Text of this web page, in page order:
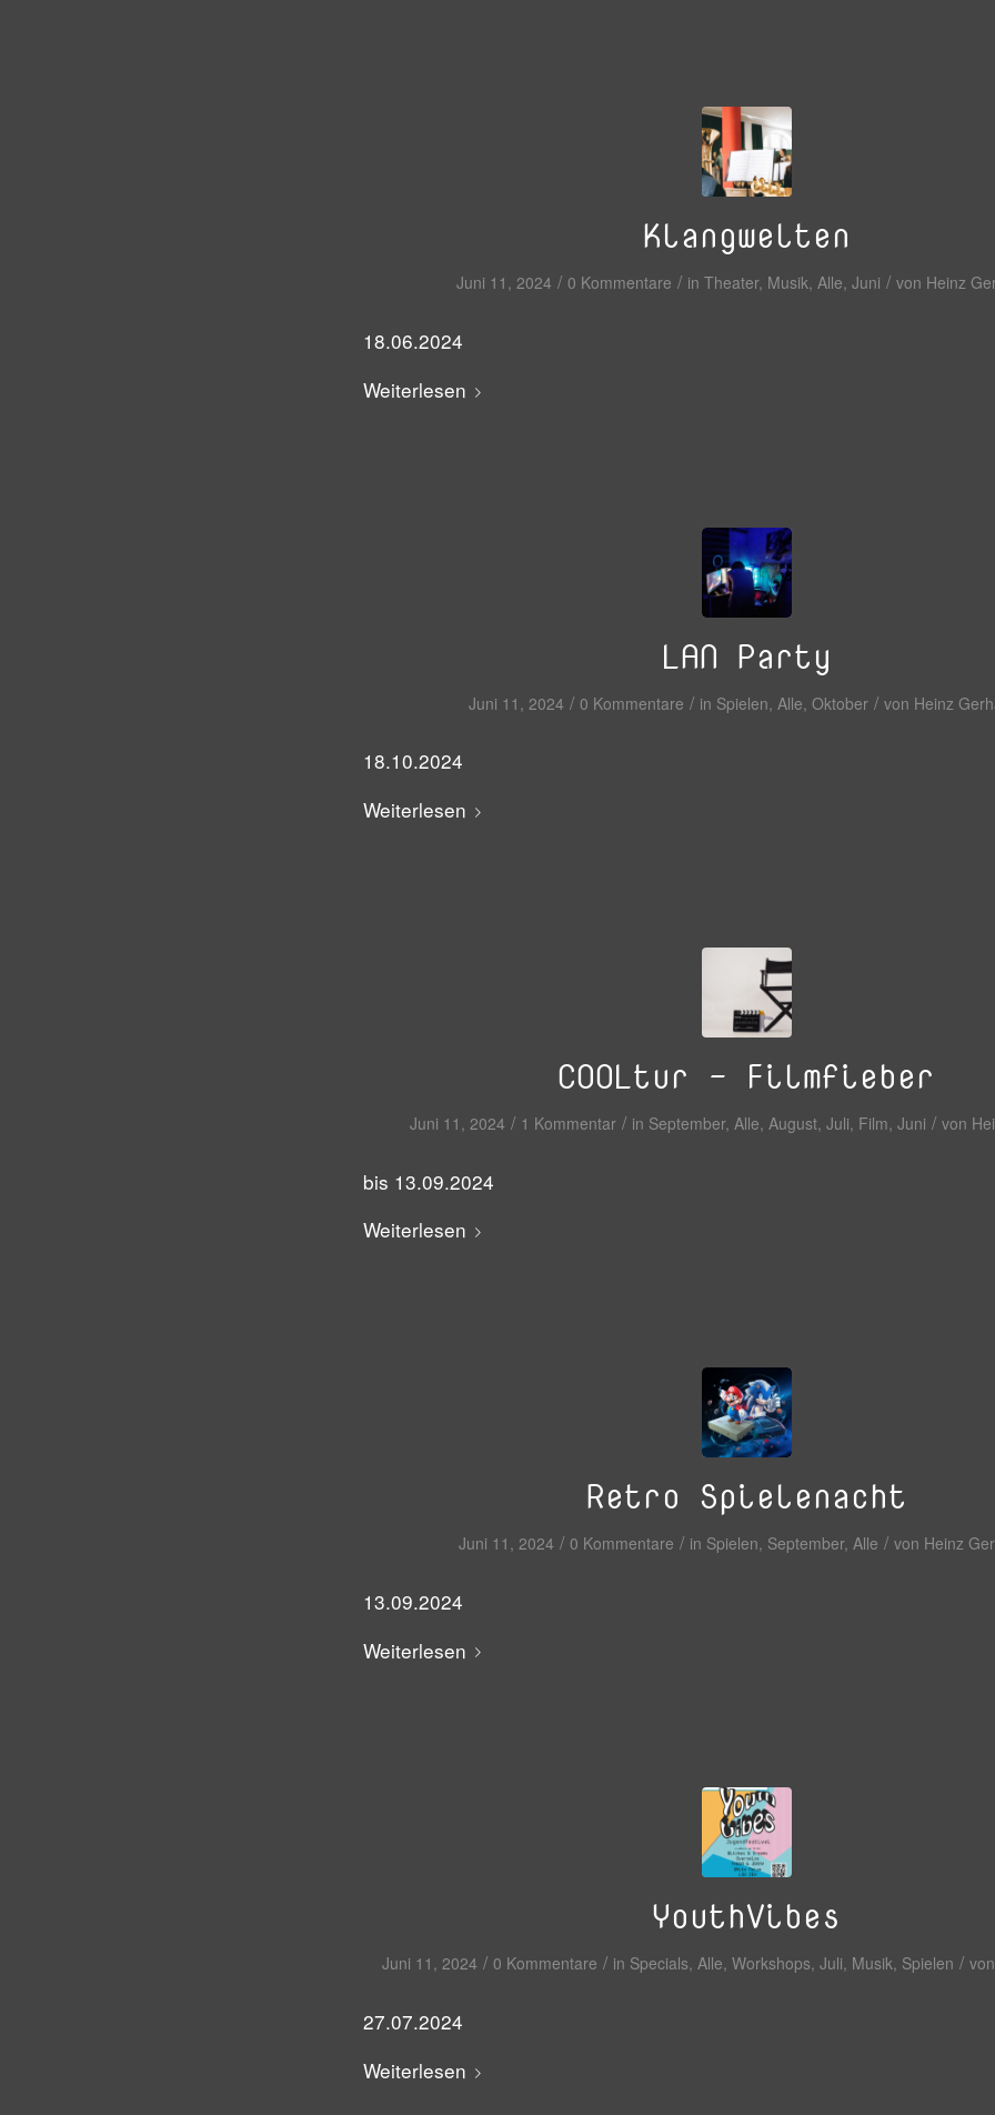
Klangwelten
Juni 11, 2024 / 0 Kommentare / in Theater, Musik, Alle, Juni / von Heinz
18.06.2024
Weiterlesen
LAN Party
Juni 11, 2024 / 0 Kommentare / in Spielen, Alle, Oktober / von Heinz
18.10.2024
Weiterlesen
COOLtur – Filmfieber
Juni 11, 2024 / 1 Kommentar / in September, Alle, August, Juli, Film, Juni / von
bis 13.09.2024
Weiterlesen
Retro Spielenacht
Juni 11, 2024 / 0 Kommentare / in Spielen, September, Alle / von Heinz
13.09.2024
Weiterlesen
YouthVibes
Juni 11, 2024 / 0 Kommentare / in Specials, Alle, Workshops, Juli, Musik, Spielen /
27.07.2024
Weiterlesen